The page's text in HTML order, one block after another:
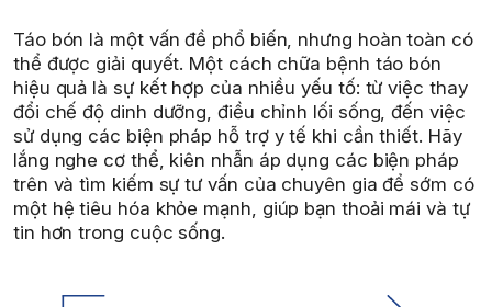
Táo bón là một vấn đề phổ biến, nhưng hoàn toàn có
thể được giải quyết. Một cách chữa bệnh táo bón
hiệu quả là sự kết hợp của nhiều yếu tố: từ việc thay
đổi chế độ dinh dưỡng, điều chỉnh lối sống, đến việc
sử dụng các biện pháp hỗ trợ y tế khi cần thiết. Hãy
lắng nghe cơ thể, kiên nhẫn áp dụng các biện pháp
trên và tìm kiếm sự tư vấn của chuyên gia để sớm có
một hệ tiêu hóa khỏe mạnh, giúp bạn thoải mái và tự
tin hơn trong cuộc sống.